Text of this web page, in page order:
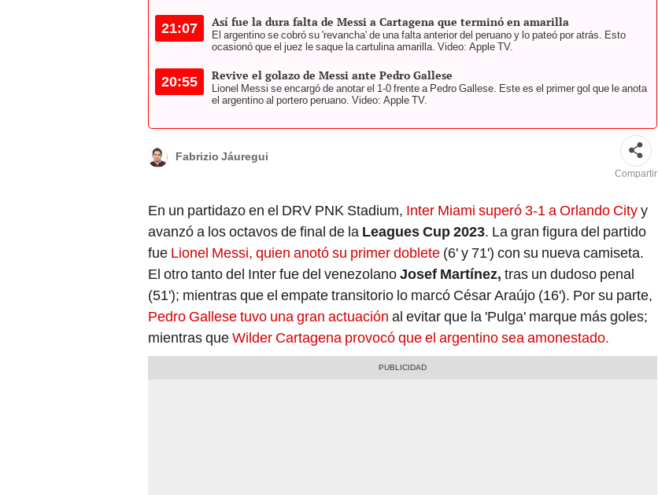
21:07 Así fue la dura falta de Messi a Cartagena que terminó en amarilla
El argentino se cobró su 'revancha' de una falta anterior del peruano y lo pateó por atrás. Esto
ocasionó que el juez le saque la cartulina amarilla. Video: Apple TV.
20:55 Revive el golazo de Messi ante Pedro Gallese
Lionel Messi se encargó de anotar el 1-0 frente a Pedro Gallese. Este es el primer gol que le anota
el argentino al portero peruano. Video: Apple TV.
Fabrizio Jáuregui
Compartir
En un partidazo en el DRV PNK Stadium, Inter Miami superó 3-1 a Orlando Cityy
avanzó a los octavos de final de la Leagues Cup 2023. La gran figura del partido
fue Lionel Messi, quien anotó su primer doblete (6' y 71') con su nueva camiseta.
El otro tanto del Inter fue del venezolanoJosef Martínez, tras un dudoso penal
(51'); mientras que el empate transitorio lo marcó César Araújo (16'). Por su parte,
Pedro Gallese tuvo una gran actuación al evitar que la 'Pulga' marque más goles;
mientras queWilder Cartagena provocó que el argentino sea amonestado.